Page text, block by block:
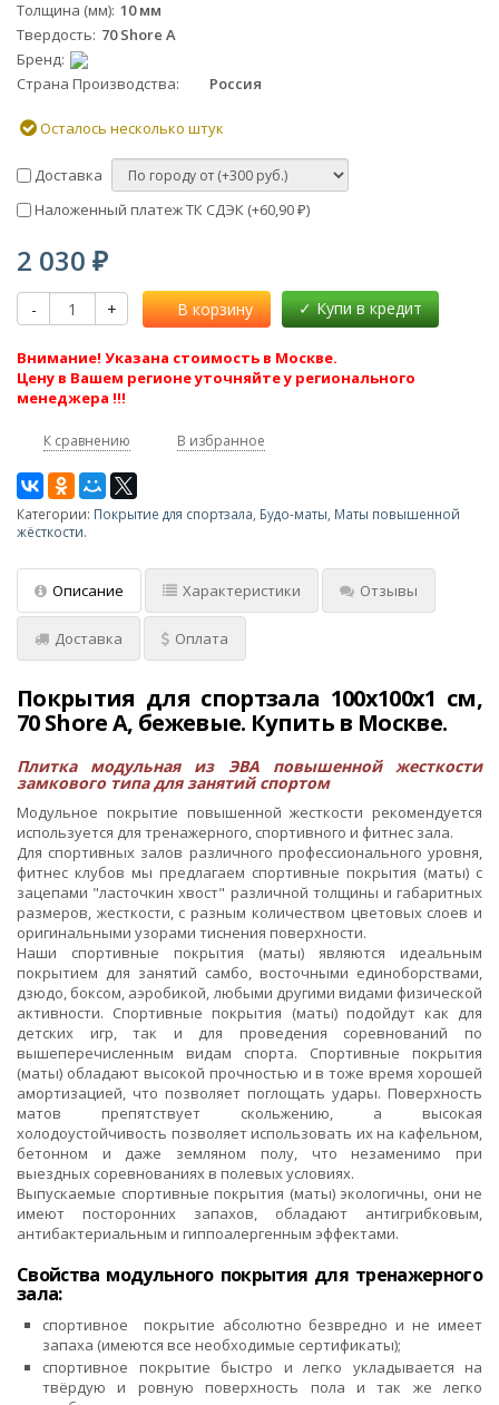
Толщина (мм) 10 мм
Твердость 70 Shore A
Бренд
Страна Производства
Россия
Осталось несколько штук
Доставка
Наложенный платеж ТК СДЭК (+60,90 ₽)
2 030 ₽
- + В корзину
Внимание! Указана стоимость в Москве.
Цену в Вашем регионе уточняйте у регионального
менеджера !!!
К сравнению В избранное
Категории: Покрытие для спортзала, Будо-маты, Маты повышенной
жёсткости.
Описание Характеристики Отзывы
Доставка Оплата
Покрытия для спортзала 100х100x1 см,
70 Shore A, бежевые. Купить в Москве.
Плитка модульная из ЭВА повышенной жесткости
замкового типа для занятий спортом
Модульное покрытие повышенной жесткости рекомендуется
используется для тренажерного, спортивного и фитнес зала.
Для спортивных залов различного профессионального уровня,
фитнес клубов мы предлагаем спортивные покрытия (маты) с
зацепами "ласточкин хвост" различной толщины и габаритных
размеров, жесткости, с разным количеством цветовых слоев и
оригинальными узорами тиснения поверхности.
Наши спортивные покрытия (маты) являются идеальным
покрытием для занятий самбо, восточными единоборствами,
дзюдо, боксом, аэробикой, любыми другими видами физической
активности. Спортивные покрытия (маты) подойдут как для
детских игр, так и для проведения соревнований по
вышеперечисленным видам спорта. Спортивные покрытия
(маты) обладают высокой прочностью и в тоже время хорошей
амортизацией, что позволяет поглощать удары. Поверхность
матов препятствует скольжению, а высокая
холодоустойчивость позволяет использовать их на кафельном,
бетонном и даже земляном полу, что незаменимо при
выездных соревнованиях в полевых условиях.
Выпускаемые спортивные покрытия (маты) экологичны, они не
имеют посторонних запахов, обладают антигрибковым,
антибактериальным и гиппоалергенным эффектами.
Свойства модульного покрытия для тренажерного
зала:
спортивное покрытие абсолютно безвредно и не имеет
запаха (имеются все необходимые сертификаты);
спортивное покрытие быстро и легко укладывается на
твёрдую и ровную поверхность пола и так же легко